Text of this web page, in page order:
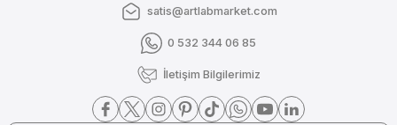
satis@artlabmarket.com
0 532 344 06 85
İletişim Bilgilerimiz